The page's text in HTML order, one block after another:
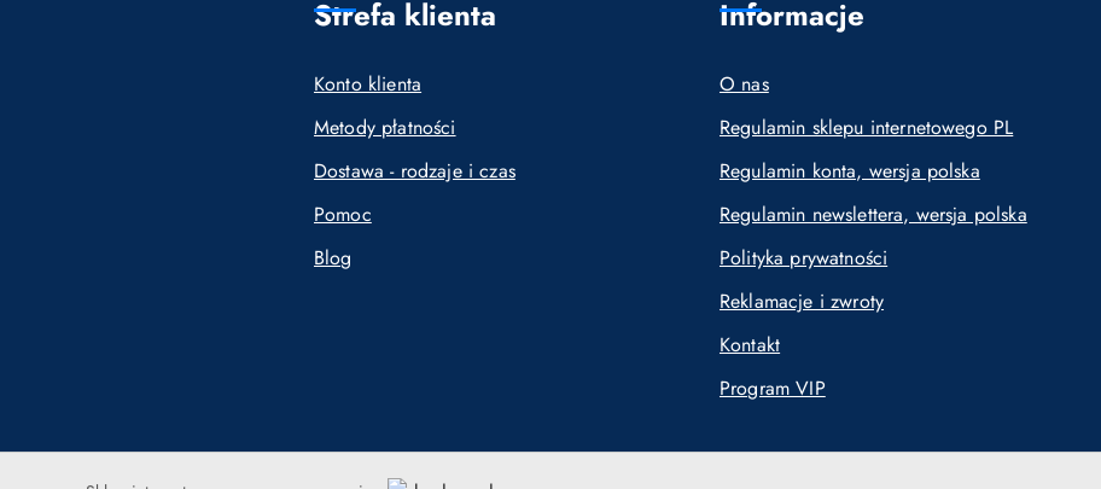
Strefa klienta
Konto klienta
Metody płatności
Dostawa - rodzaje i czas
Pomoc
Blog
Informacje
O nas
Regulamin sklepu internetowego PL
Regulamin konta, wersja polska
Regulamin newslettera, wersja polska
Polityka prywatności
Reklamacje i zwroty
Kontakt
Program VIP